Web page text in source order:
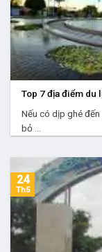
Top 7 địa điểm du
Nếu có dịp ghé đến
bỏ ...
24
Th5